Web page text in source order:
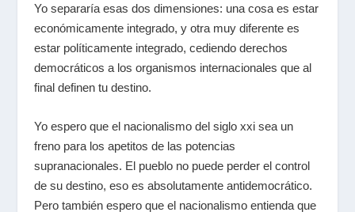
Yo separaría esas dos dimensiones: una cosa es estar
económicamente integrado, y otra muy diferente es
estar políticamente integrado, cediendo derechos
democráticos a los organismos internacionales que al
final definen tu destino.
Yo espero que el nacionalismo del siglo xxisea un
freno para los apetitos de las potencias
supranacionales. El pueblo no puede perder el control
de su destino, eso es absolutamente antidemocrático.
Pero también espero que el nacionalismo entienda que